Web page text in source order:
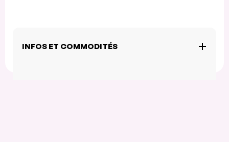
INFOS ET COMMODITÉS